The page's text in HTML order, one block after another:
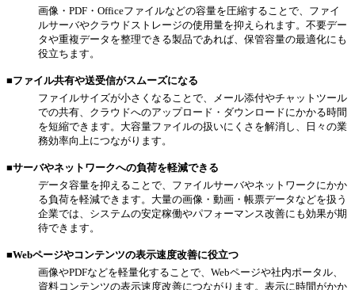
画像・PDF・Officeファイルなどの容量を圧縮することで、ファイ
ルサーバやクラウドストレージの使用量を抑えられます。不要デー
タや重複データを整理できる製品であれば、保管容量の最適化にも
役立ちます。
■ファイル共有や送受信がスムーズになる
ファイルサイズが小さくなることで、メール添付やチャットツール
での共有、クラウドへのアップロード・ダウンロードにかかる時間
を短縮できます。大容量ファイルの扱いにくさを解消し、日々の業
務効率向上につながります。
■サーバやネットワークへの負荷を軽減できる
データ容量を抑えることで、ファイルサーバやネットワークにかか
る負荷を軽減できます。大量の画像・動画・帳票データなどを扱う
企業では、システムの安定稼働やパフォーマンス改善にも効果が期
待できます。
■Webページやコンテンツの表示速度改善に役立つ
画像やPDFなどを軽量化することで、Webページや社内ポータル、
資料コンテンツの表示速度改善につながります。表示に時間がかか